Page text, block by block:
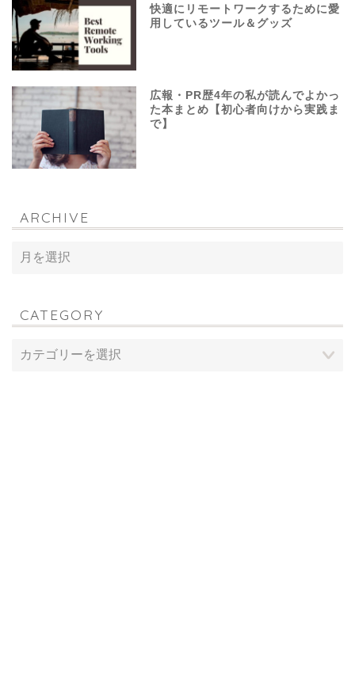
快適にリモートワークするために愛
用しているツール＆グッズ
広報・PR歴4年の私が読んでよかっ
た本まとめ【初心者向けから実践ま
で】
ARCHIVE
CATEGORY